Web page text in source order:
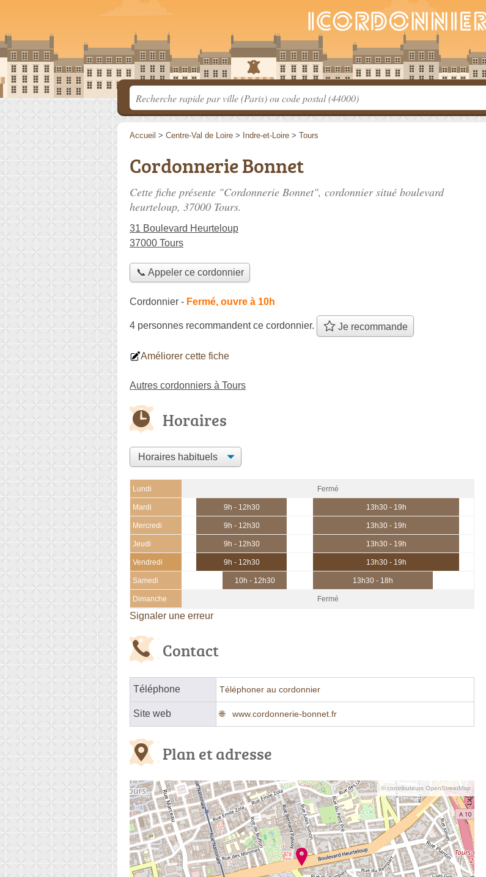
Accueil > Centre-Val de Loire > Indre-et-Loire > Tours
Cordonnerie Bonnet
Cette fiche présente "Cordonnerie Bonnet", cordonnier situé boulevard
heurteloup, 37000 Tours.
31 Boulevard Heurteloup
37000 Tours
📞 Appeler ce cordonnier
Cordonnier - Fermé, ouvre à 10h
4 personnes recommandentce cordonnier. Je recommande
Améliorer cette fiche
Autres cordonniers à Tours
Horaires
Lundi Fermé
Mardi 9h - 12h30 13h30 - 19h
Mercredi 9h - 12h30 13h30 - 19h
Jeudi 9h - 12h30 13h30 - 19h
Vendredi 9h - 12h30 13h30 - 19h
Samedi 10h - 12h30 13h30 - 18h
Dimanche Fermé
Signaler une erreur
Contact
Téléphone Téléphoner au cordonnier
Site web www.cordonnerie-bonnet.fr
Plan et adresse
© contributeurs OpenStreetMap